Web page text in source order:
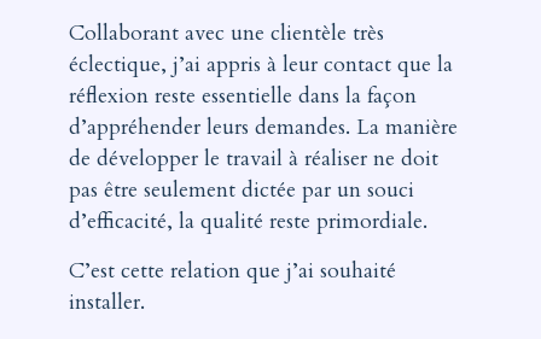
Collaborant avec une clientèle très
éclectique, j’ai appris à leur contact que la
réflexion reste essentielle dans la façon
d’appréhender leurs demandes. La manière
de développer le travail à réaliser ne doit
pas être seulement dictée par un souci
d’efficacité, la qualité reste primordiale.
C’est cette relation que j’ai souhaité
installer.